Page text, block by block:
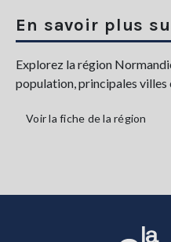
En savoir plus
Explorez la région
population, principales
Voir la fiche de la région